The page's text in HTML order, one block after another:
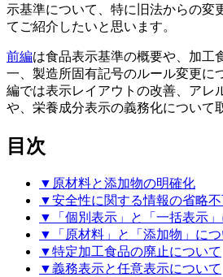
示基準について、特に旧法からの変
てご紹介したいと思います。
前編は食品表示基準の概要や、加工
一、製造所固有記号のルール変更に
編では表示レイアウトの改善、アレ
や、栄養成分表示の義務化について
目次
▼原材料と添加物の明確化
▼安全性に関する情報の省略不
▼「個別表示」と「一括表示」
▼「原材料」と「添加物」につ
▼特定加工食品の廃止について
▼義務表示と任意表示について